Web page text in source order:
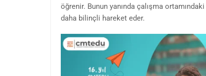
öğrenir. Bunun yanında çalışma
daha bilinçli hareket eder.